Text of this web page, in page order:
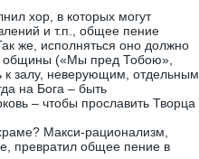
хор, в которых могут
и т.п., общее пение
же, исполняться оно должно
общины («Мы пред Тобою»,
залу, неверующим, отдельным
на Бога – быть
– чтобы прославить Творца
Макси-рационализм,
превратил общее пение в